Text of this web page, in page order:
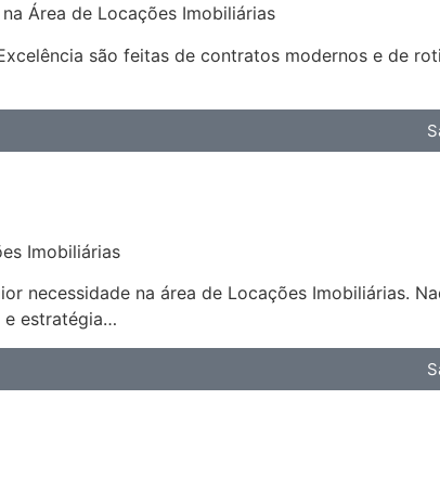
Área de Locações Imobiliárias
são feitas de contratos modernos e de
Imobiliárias
necessidade na área de Locações Imobiliárias.
e estratégia…